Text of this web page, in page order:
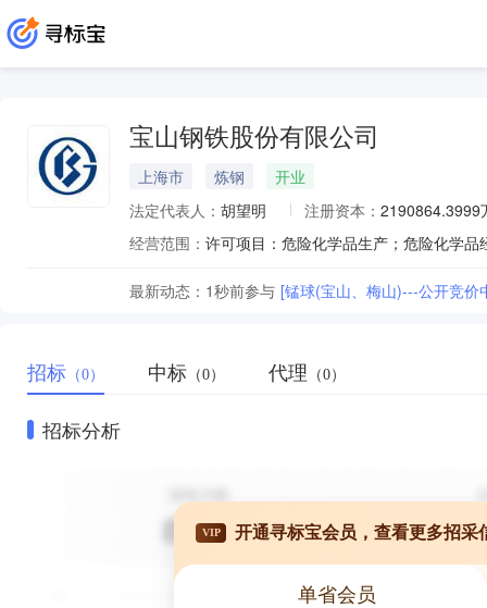
宝山钢铁股份有限公司
上海市 炼钢
开业
法定代表人： 胡望明 注册资本： 2190864.3999
经营范围：
最新动态： 1秒前参与 [锰球(宝山、梅山)---公开竞价
招标 （0） 中标 （0） 代理 （0）
招标分析
VIP 开通寻标宝会员，查看更多招采
单省会员